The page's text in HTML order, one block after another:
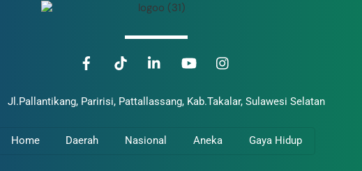
Jl.Pallantikang, Paririsi, Pattallassang, Kab.Takalar, Sulawesi Selatan
Home Daerah Nasional Aneka Gaya Hidup